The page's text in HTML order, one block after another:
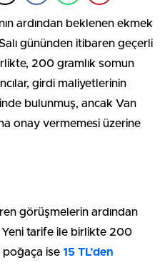
ardından beklenen ekmek
gününden itibaren geçerli
200 gramlık somun
girdi maliyetlerinin
bulunmuş, ancak Van
onay vermemesi üzerine
görüşmelerin ardından
Yeni tarife ile birlikte 200
poğaça ise 15 TL’den